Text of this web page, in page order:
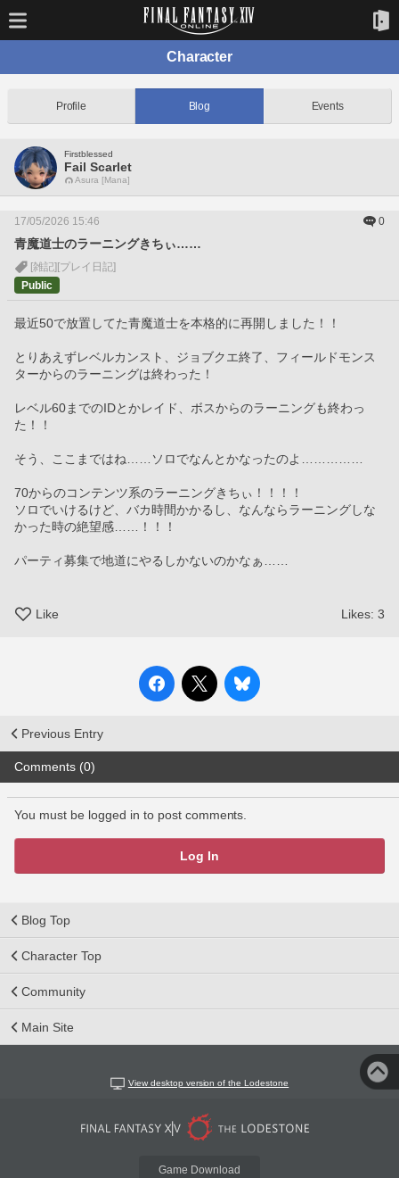
Character
Profile Blog Events
Firstblessed
Fail Scarlet
Asura [Mana]
17/05/2026 15:46 0
青魔道士のラーニングきちぃ……
[雑記] [プレイ日記]
Public
最近50で放置してた青魔道士を本格的に再開しました！！
とりあえずレベルカンスト、ジョブクエ終了、フィールドモンス
ターからのラーニングは終わった！
レベル60までのIDとかレイド、ボスからのラーニングも終わっ
た！！
そう、ここまではね……ソロでなんとかなったのよ……………
70からのコンテンツ系のラーニングきちぃ！！！！
ソロでいけるけど、バカ時間かかるし、なんならラーニングしな
かった時の絶望感……！！！
パーティ募集で地道にやるしかないのかなぁ……
Like Likes: 3
Previous Entry
Comments (0)
You must be logged in to post comments.
Log In
Blog Top
Character Top
Community
Main Site
View desktop version of the Lodestone
Game Download